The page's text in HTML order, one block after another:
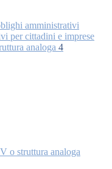
amministrativi
per cittadini e imprese
analoga 4
o struttura analoga